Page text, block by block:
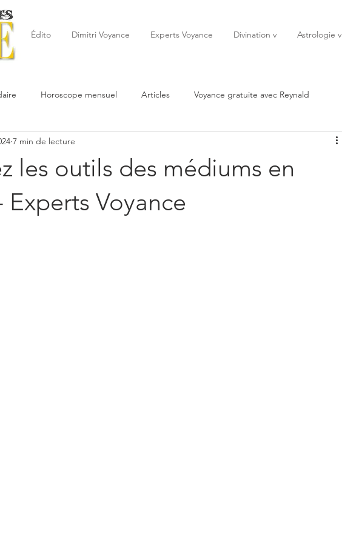
Édito Dimitri Voyance Experts Voyance Divination v Astrologie v
Horoscope mensuel Articles Voyance gratuite avec Reynald
de la semaine
Cartomancie Oracles
les outils des médiums en
Voyance
7 min de lecture